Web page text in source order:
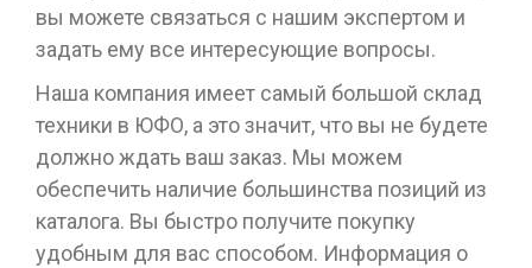
вы можете связаться с нашим экспертом и
задать ему все интересующие вопросы.
Наша компания имеет самый большой склад
техники в ЮФО, а это значит, что вы не будете
должно ждать ваш заказ. Мы можем
обеспечить наличие большинства позиций из
каталога. Вы быстро получите покупку
удобным для вас способом. Информация о